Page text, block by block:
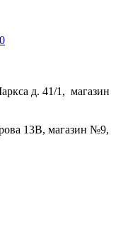
д. 41/1, магазин
13В, магазин №9,